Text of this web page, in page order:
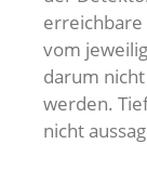
vom
darum
werden.
nicht